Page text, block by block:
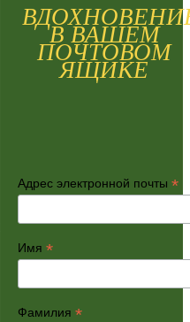
В ВАШЕМ
ПОЧТОВОМ
ЯЩИКЕ
Адрес электронной почты *
Имя *
Фамилия *